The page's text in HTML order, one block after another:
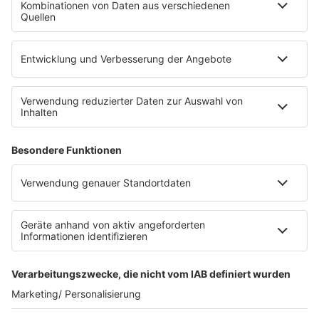
Die Uniklinik Tübingen hat ein neues Fahrradparkhaus
eröffnet. Direkt an der Medizinischen Klinik bietet es
E-Bikes über eine Photovoltaikanlage auf dem …
Impressum
Datenschutzerklärung
Datenschutzeinstellungen